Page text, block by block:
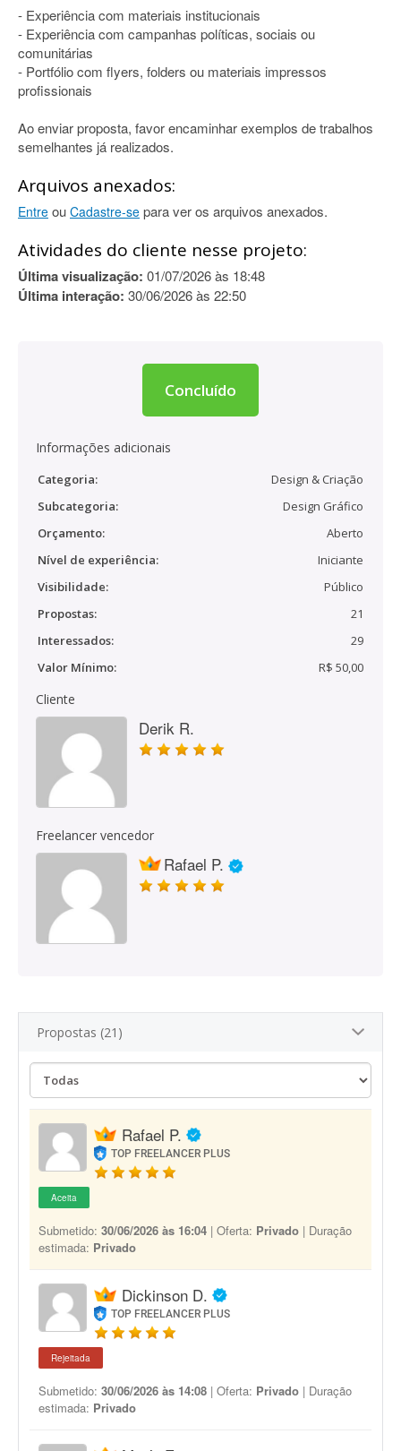
- Experiência com materiais institucionais
- Experiência com campanhas políticas, sociais ou
comunitárias
- Portfólio com flyers, folders ou materiais impressos
profissionais
Ao enviar proposta, favor encaminhar exemplos de trabalhos
semelhantes já realizados.
Arquivos anexados:
Entre ou Cadastre-se para ver os arquivos anexados.
Atividades do cliente nesse projeto:
Última visualização: 01/07/2026 às 18:48
Última interação: 30/06/2026 às 22:50
Concluído
Informações adicionais
Categoria:
Design & Criação
Subcategoria:
Design Gráfico
Orçamento:
Aberto
Nível de experiência:
Iniciante
Visibilidade:
Público
Propostas:
21
Interessados:
29
Valor Mínimo:
R$ 50,00
Cliente
Derik R.
Freelancer vencedor
Rafael P.
Propostas (21)
Rafael P.
TOP FREELANCER PLUS
Aceita
Submetido: 30/06/2026 às 16:04 | Oferta: Privado | Duração
estimada: Privado
Dickinson D.
TOP FREELANCER PLUS
Rejeitada
Submetido: 30/06/2026 às 14:08 | Oferta: Privado | Duração
estimada: Privado